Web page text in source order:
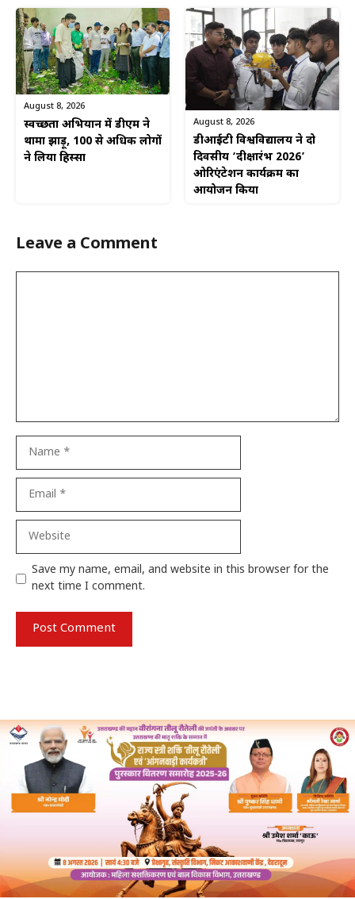
August 8, 2026
स्वच्छता अभियान में डीएम ने
थामा झाड़ू, 100 से अधिक लोगों
ने लिया हिस्सा
August 8, 2026
डीआईटी विश्वविद्यालय ने दो
दिवसीय ‘दीक्षारंभ 2026’
ओरिएंटेशन कार्यक्रम का
आयोजन किया
Leave a Comment
Website
Save my name, email, and website in this browser for the
next time I comment.